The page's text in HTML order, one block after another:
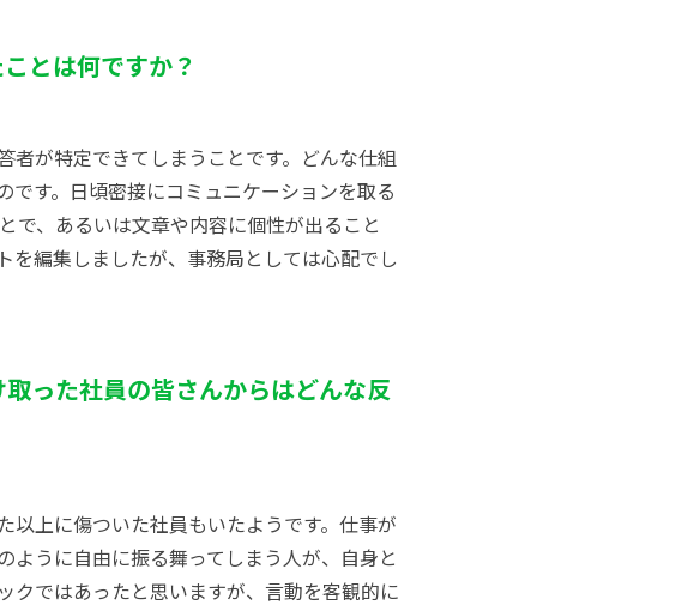
とは何ですか？
者が特定できてしまうことです。どんな仕組
す。日頃密接にコミュニケーションを取る
で、あるいは文章や内容に個性が出ること
を編集しましたが、事務局としては心配でし
った社員の皆さんからはどんな反
以上に傷ついた社員もいたようです。仕事が
うに自由に振る舞ってしまう人が、自身と
クではあったと思いますが、言動を客観的に